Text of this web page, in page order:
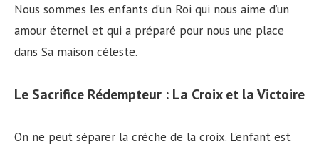
Nous sommes les enfants d’un Roi qui nous aime d’un
amour éternel et qui a préparé pour nous une place
dans Sa maison céleste.
Le Sacrifice Rédempteur : La Croix et la Victoire
On ne peut séparer la crèche de la croix. L’enfant est